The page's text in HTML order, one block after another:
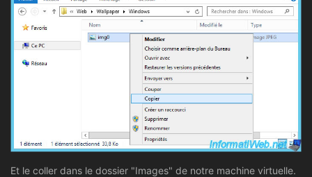
Et le coller dans le dossier "Images" de notre machine virtuelle.